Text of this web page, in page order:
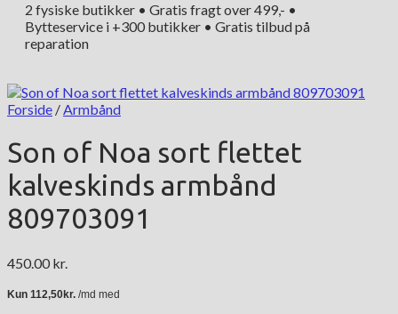
2 fysiske butikker • Gratis fragt over 499,- •
Bytteservice i +300 butikker • Gratis tilbud på
reparation
Forside /Armbånd
Son of Noa sort flettet
kalveskinds armbånd
809703091
450.00 kr.